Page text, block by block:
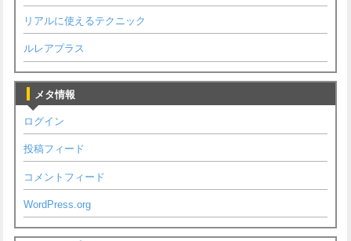
リアルに使えるテクニック
ルレアプラス
メタ情報
ログイン
投稿フィード
コメントフィード
WordPress.org